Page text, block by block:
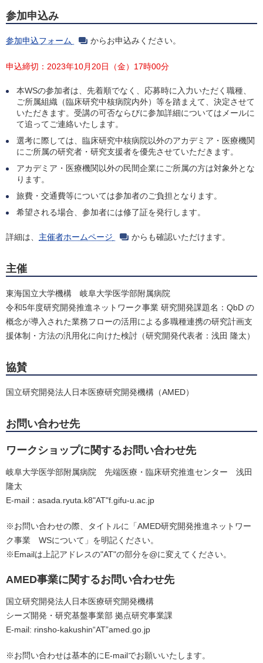
参加申込み
参加申込フォーム からお申込みください。
申込締切：2023年10月20日（金）17時00分
本WSの参加者は、先着順でなく、応募時に入力いただく職種、
ご所属組織（臨床研究中核病院内外）等を踏まえて、決定させて
いただきます。受講の可否ならびに参加詳細についてはメールに
て追ってご連絡いたします。
選考に際しては、臨床研究中核病院以外のアカデミア・医療機関
にご所属の研究者・研究支援者を優先させていただきます。
アカデミア・医療機関以外の民間企業にご所属の方は対象外とな
ります。
旅費・交通費等については参加者のご負担となります。
希望される場合、参加者には修了証を発行します。
詳細は、 主催者ホームページ からも確認いただけます。
主催
東海国立大学機構 岐阜大学医学部附属病院
令和5年度研究開発推進ネットワーク事業 研究開発課題名：QbD の
概念が導入された業務フローの活用による多職種連携の研究計画支
援体制・方法の汎用化に向けた検討（研究開発代表者：浅田 隆太）
協賛
国立研究開発法人日本医療研究開発機構（AMED）
お問い合わせ先
ワークショップに関するお問い合わせ先
岐阜大学医学部附属病院 先端医療・臨床研究推進センター 浅田
隆太
E-mail：asada.ryuta.k8"AT"f.gifu-u.ac.jp
※お問い合わせの際、タイトルに「AMED研究開発推進ネットワー
ク事業 WSについて」を明記ください。
※Emailは上記アドレスの"AT"の部分を@に変えてください。
AMED事業に関するお問い合わせ先
国立研究開発法人日本医療研究開発機構
シーズ開発・研究基盤事業部 拠点研究事業課
E-mail: rinsho-kakushin“AT”amed.go.jp
※お問い合わせは基本的にE-mailでお願いいたします。